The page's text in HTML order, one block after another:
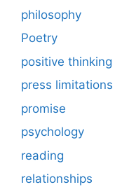
philosophy
Poetry
positive thinking
press limitations
promise
psychology
reading
relationships